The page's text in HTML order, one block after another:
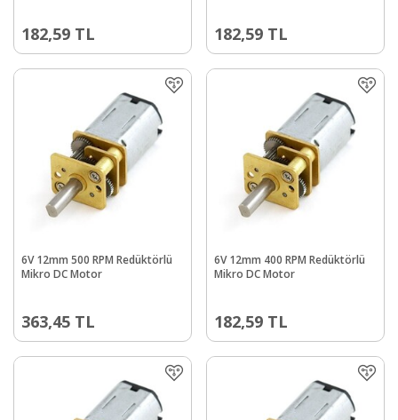
182,59 TL 182,59 TL
6V 12mm 500 RPM Redüktörlü
Mikro DC Motor
363,45 TL
6V 12mm 400 RPM Redüktörlü
Mikro DC Motor
182,59 TL